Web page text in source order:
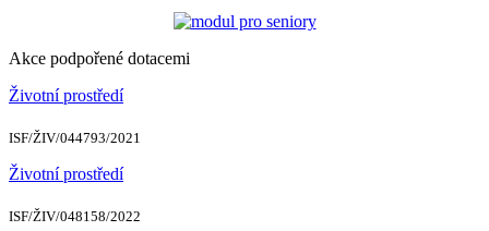
Akce podpořené dotacemi
Životní prostředí
ISF/ŽIV/044793/2021
Životní prostředí
ISF/ŽIV/048158/2022